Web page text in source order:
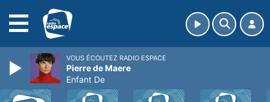
VOUS ÉCOUTEZ RADIO ESPACE
Pierre de Maere
Enfant De